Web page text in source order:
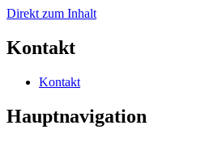
Direkt zum Inhalt
Kontakt
Kontakt
Hauptnavigation